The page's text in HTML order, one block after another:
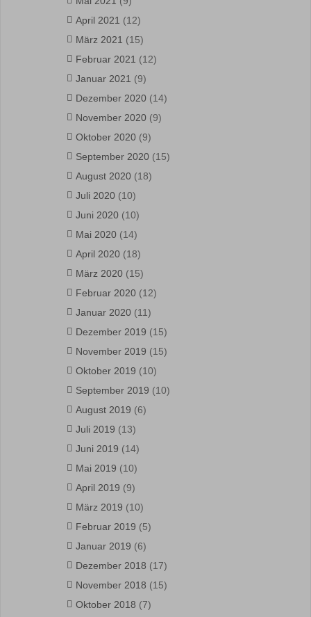
April 2021 (12)
März 2021 (15)
Februar 2021 (12)
Januar 2021 (9)
Dezember 2020 (14)
November 2020 (9)
Oktober 2020 (9)
September 2020 (15)
August 2020 (18)
Juli 2020 (10)
Juni 2020 (10)
Mai 2020 (14)
April 2020 (18)
März 2020 (15)
Februar 2020 (12)
Januar 2020 (11)
Dezember 2019 (15)
November 2019 (15)
Oktober 2019 (10)
September 2019 (10)
August 2019 (6)
Juli 2019 (13)
Juni 2019 (14)
Mai 2019 (10)
April 2019 (9)
März 2019 (10)
Februar 2019 (5)
Januar 2019 (6)
Dezember 2018 (17)
November 2018 (15)
Oktober 2018 (7)